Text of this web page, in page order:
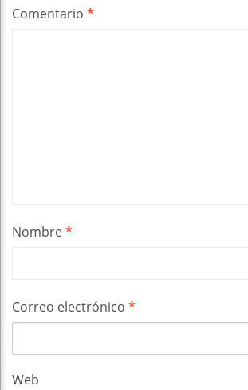
Comentario *
Nombre*
Correo electrónico *
Web